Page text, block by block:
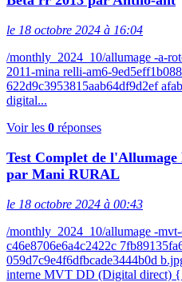
le 18 octobre 2024 à 16:04
/monthly_2024_10/allumage -a-
2011-mina relli-am6-
622d9c3953815aab64df9d2ef
digital...
Voir les 0 réponses
Test Complet de
par Mani RURAL
le 18 octobre 2024 à 00:43
/monthly_2024_10/allumage -
c46e8706e6a4c2422c
059d7c9e4f6dfbcade3444b0d
interne MVT DD (Digital direct)